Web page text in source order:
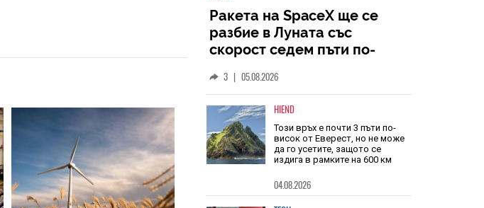
HIEND
Ракета на SpaceX ще се
разбие в Луната със
голяма от скоростта на
звука
| 05.08.2026
HIEND
Този връх е почти 3 пъти по-
да го усетите, защото се
издига в рамките на 600 км